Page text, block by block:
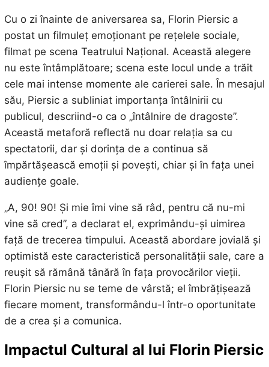
Cu o zi înainte de aniversarea sa, Florin Piersic a
postat un filmuleț emoționant pe rețelele sociale,
filmat pe scena Teatrului Național. Această alegere
nu este întâmplătoare; scena este locul unde a trăit
cele mai intense momente ale carierei sale. În mesajul
său, Piersic a subliniat importanța întâlnirii cu
publicul, descriind-o ca o „întâlnire de dragoste”.
Această metaforă reflectă nu doar relația sa cu
spectatorii, dar și dorința de a continua să
împărtășească emoții și povești, chiar și în fața unei
audiențe goale.
„A, 90! 90! Și mie îmi vine să râd, pentru că nu-mi
vine să cred”, a declarat el, exprimându-și uimirea
față de trecerea timpului. Această abordare jovială și
optimistă este caracteristică personalității sale, care a
reușit să rămână tânără în fața provocărilor vieții.
Florin Piersic nu se teme de vârstă; el îmbrățișează
fiecare moment, transformându-l într-o oportunitate
de a crea și a comunica.
Impactul Cultural al lui Florin Piersic